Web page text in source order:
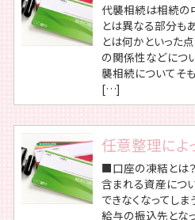
代襲相続は相続の
とは異なる部分も
とは何かといった
の関係性などにつ
襲相続についてそ
[…]
任意整理によ
■口座の凍結とは
含まれる資産につ
できなくなってしま
給与の振込先とな